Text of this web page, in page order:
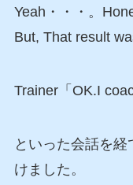
Yeah・・・。
But, That result
Trainer「OK.I
といった会話を
けました。